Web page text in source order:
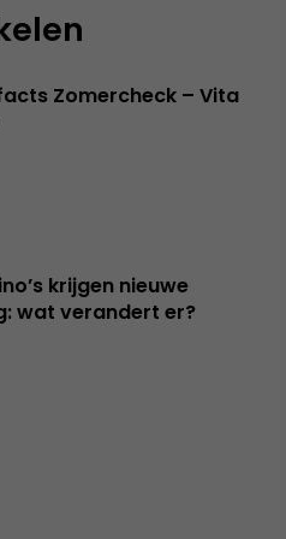
Zomercheck – Vita
krijgen nieuwe
wat verandert er?